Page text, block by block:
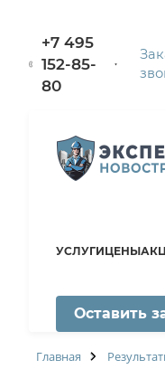
+7 495
152-85-
80
УСЛУГИЦЕНЫ
Оставить
Главная